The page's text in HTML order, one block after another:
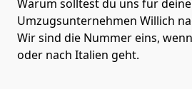
Warum solltest du uns für
Umzugsunternehmen Willich
Wir sind die Nummer eins,
oder nach Italien geht.